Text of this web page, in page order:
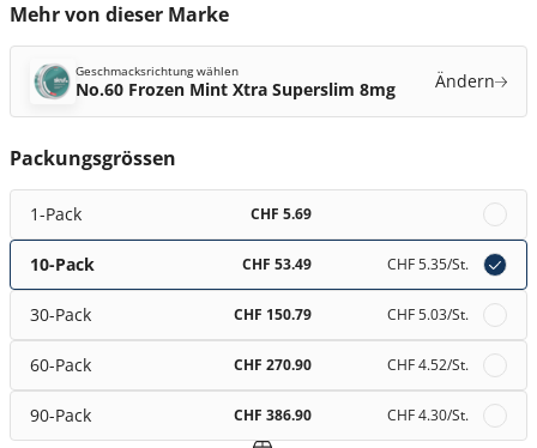
Mehr von dieser Marke
Geschmacksrichtung wählen
No.60 Frozen Mint Xtra Superslim 8mg Ändern
Packungsgrössen
1-Pack CHF 5.69
10-Pack CHF 53.49 CHF 5.35/St.
30-Pack CHF 150.79 CHF 5.03/St.
60-Pack CHF 270.90 CHF 4.52/St.
90-Pack CHF 386.90 CHF 4.30/St.